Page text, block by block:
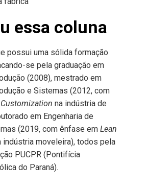
essa coluna
possui uma sólida formação
se pela graduação em
(2008), mestrado em
e Sistemas (2012, com
na indústria de
em Engenharia de
(2019, com ênfase em Lean
indústria moveleira), todos pela
PUCPR (Pontifícia
do Paraná).